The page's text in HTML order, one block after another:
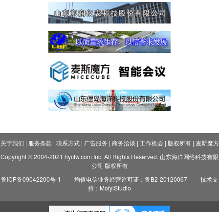
关于我们 | 服务条款 | 联系方式| 广告服务 | 商务洽谈 | 工作机会| 版权所有| 麦斯魔方
Copyright © 2004-2021 hycfw.com Inc. All Rights Reserved. 山东海洋网络科技有限
公司 版权所有
鲁ICP备09042200号-1
增值电信业务经营许可证：鲁B2-20120067
技术支
持：MofyiStudio